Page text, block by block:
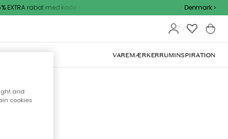
EXTRA rabat med kode Denmark
VAREMÆRKERRUMINSPIRATION
and
cookies